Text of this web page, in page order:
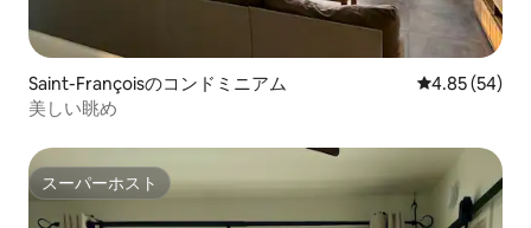
Saint-Françoisのコンドミニアム レビュー54
4.85 (54)
美しい眺め
スーパーホスト
スーパーホスト